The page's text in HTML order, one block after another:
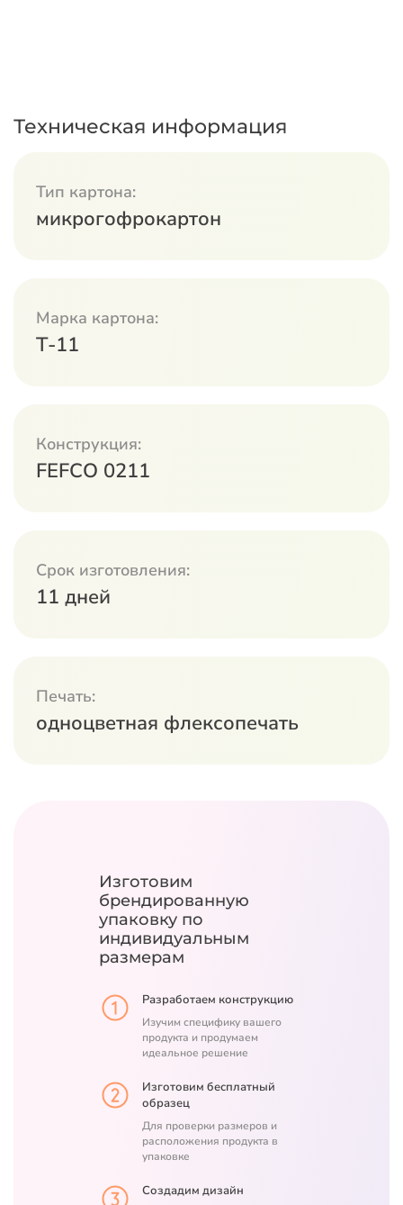
Техническая информация
Тип картона:
микрогофрокартон
Марка картона:
Т-11
Конструкция:
FEFCO 0211
Срок изготовления:
11 дней
Печать:
одноцветная флексопечать
Изготовим
брендированную
упаковку по
индивидуальным
размерам
Разработаем конструкцию
Изучим специфику вашего
продукта и продумаем
идеальное решение
Изготовим бесплатный
образец
Для проверки размеров и
расположения продукта в
упаковке
Создадим дизайн